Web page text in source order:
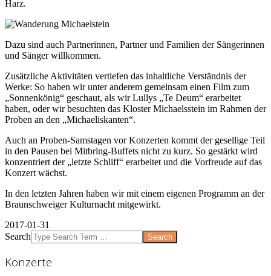
Harz.
Dazu sind auch Partnerinnen, Partner und Familien der Sängerinnen
und Sänger willkommen.
Zusätzliche Aktivitäten vertiefen das inhaltliche Verständnis der
Werke: So haben wir unter anderem gemeinsam einen Film zum
„Sonnenkönig“ geschaut, als wir Lullys „Te Deum“ erarbeitet
haben, oder wir besuchten das Kloster Michaelsstein im Rahmen der
Proben an den „Michaeliskanten“.
Auch an Proben-Samstagen vor Konzerten kommt der gesellige Teil
in den Pausen bei Mitbring-Buffets nicht zu kurz. So gestärkt wird
konzentriert der „letzte Schliff“ erarbeitet und die Vorfreude auf das
Konzert wächst.
In den letzten Jahren haben wir mit einem eigenen Programm an der
Braunschweiger Kulturnacht mitgewirkt.
2017-01-31
Search
Konzerte